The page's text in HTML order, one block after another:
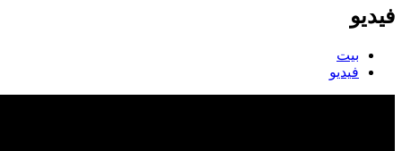
فيديو
بيت
فيديو